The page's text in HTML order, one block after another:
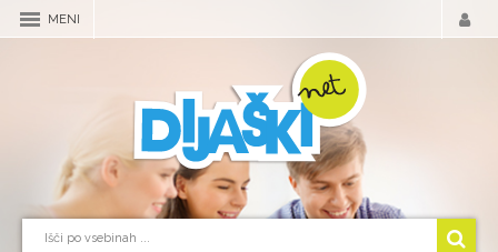
MENI